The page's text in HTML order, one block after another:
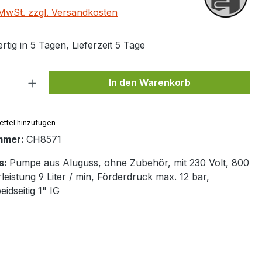
zzgl. Versandkosten
in 5 Tagen, Lieferzeit 5 Tage
Gib den gewünschten Wert
In den Warenkorb
hinzufügen
CH8571
Pumpe aus Aluguss, ohne Zubehör, mit 230 Volt, 800
9 Liter / min, Förderdruck max. 12 bar,
1" IG